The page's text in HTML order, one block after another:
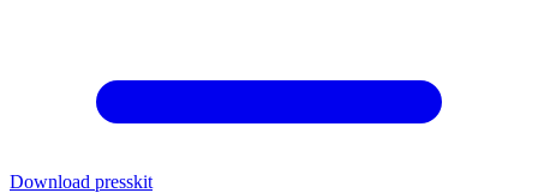
Download presskit